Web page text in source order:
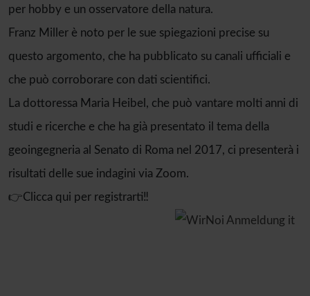
per hobby e un osservatore della natura.
Franz Miller è noto per le sue spiegazioni precise su
questo argomento, che ha pubblicato su canali ufficiali e
che può corroborare con dati scientifici.
La dottoressa Maria Heibel, che può vantare molti anni di
studi e ricerche e che ha già presentato il tema della
geoingegneria al Senato di Roma nel 2017, ci presenterà i
risultati delle sue indagini via Zoom.
👉Clicca qui per registrarti‼️